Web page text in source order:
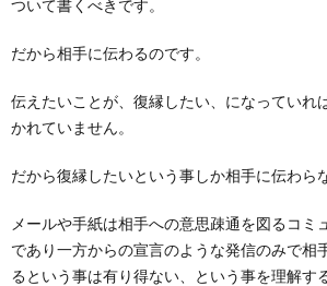
ついて書くべきです。
だから相手に伝わるのです。
伝えたいことが、復縁したい、になっていれ
かれていません。
だから復縁したいという事しか相手に伝わら
メールや手紙は相手への意思疎通を図るコミ
であり一方からの宣言のような発信のみで相
るという事は有り得ない、という事を理解す